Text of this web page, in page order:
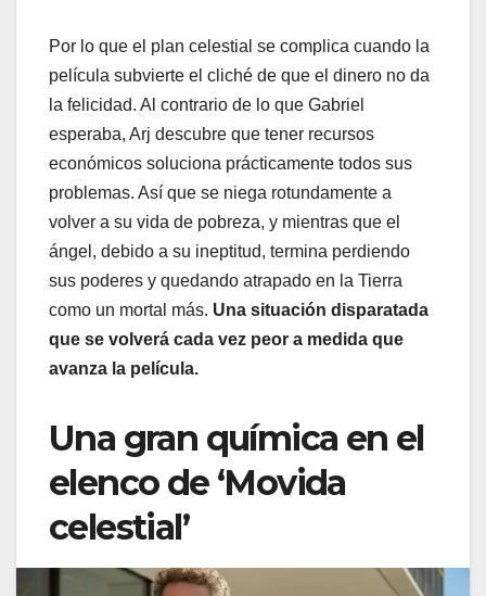
Por lo que el plan celestial se complica cuando la
película subvierte el cliché de que el dinero no da
la felicidad. Al contrario de lo que Gabriel
esperaba, Arj descubre que tener recursos
económicos soluciona prácticamente todos sus
problemas. Así que se niega rotundamente a
volver a su vida de pobreza, y mientras que el
ángel, debido a su ineptitud, termina perdiendo
sus poderes y quedando atrapado en la Tierra
como un mortal más. Una situación disparatada
que se volverá cada vez peor a medida que
avanza la película.
Una gran química en el
elenco de ‘Movida
celestial’